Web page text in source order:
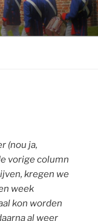
(nou ja,
vorige column
kregen we
week
kon worden
al weer